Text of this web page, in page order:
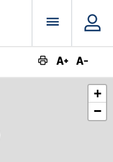
Menu
+
−